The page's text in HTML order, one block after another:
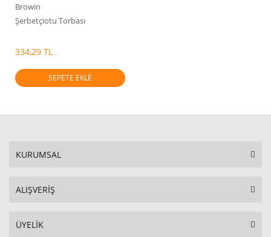
Browin
Şerbetçiotu Torbası
334,29 TL
SEPETE EKLE
KURUMSAL
ALIŞVERİŞ
ÜYELİK